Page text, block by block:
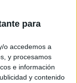
para
o accedemos a
y procesamos
e información
y contenido
de 2024 de la